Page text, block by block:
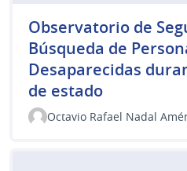
Observatorio de
Búsqueda de
Desaparecidas
de estado
Octavio Rafael Nadal